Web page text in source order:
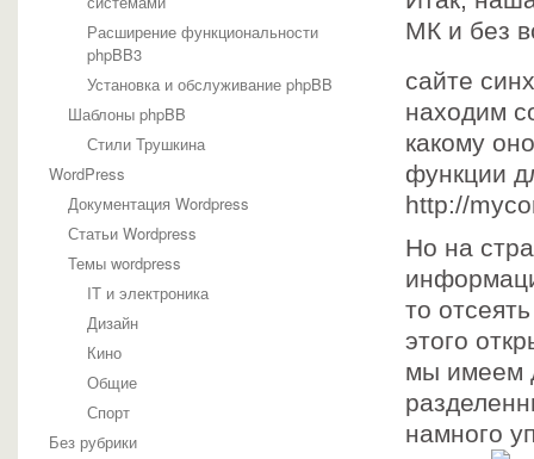
Расширение функциональности
phpBB3
Установка и обслуживание phpBB
Шаблоны phpBB
Стили Трушкина
WordPress
Документация Wordpress
Статьи Wordpress
Темы wordpress
IT и электроника
Дизайн
Кино
Общие
Спорт
Без рубрики
МК и без
сайте
находим
какому
функции
http://
Но на
то
этого
мы имеем
намного